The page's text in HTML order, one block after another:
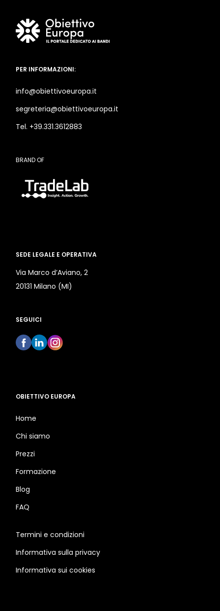
PER INFORMAZIONI:
info@obiettivoeuropa.it
segreteria@obiettivoeuropa.it
Tel. +39.331.3612883
BRAND OF
SEDE LEGALE E OPERATIVA
Via Marco d’Aviano, 2
20131 Milano (MI)
SEGUICI
OBIETTIVO EUROPA
Home
Chi siamo
Prezzi
Formazione
Blog
FAQ
Termini e condizioni
Informativa sulla privacy
Informativa sui cookies